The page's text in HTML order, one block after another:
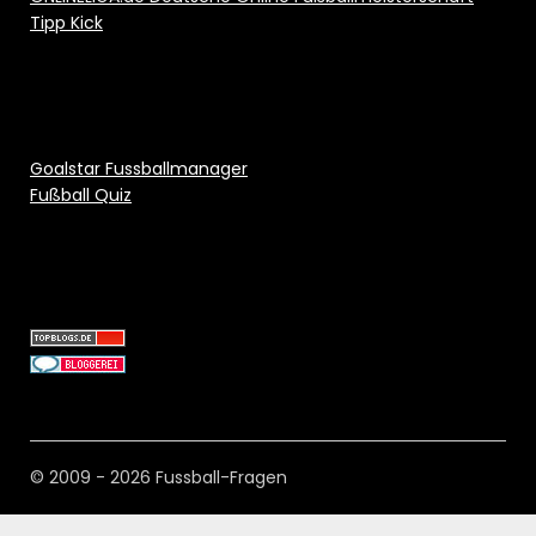
Tipp Kick
Goalstar Fussballmanager
Fußball Quiz
© 2009 - 2026 Fussball-Fragen